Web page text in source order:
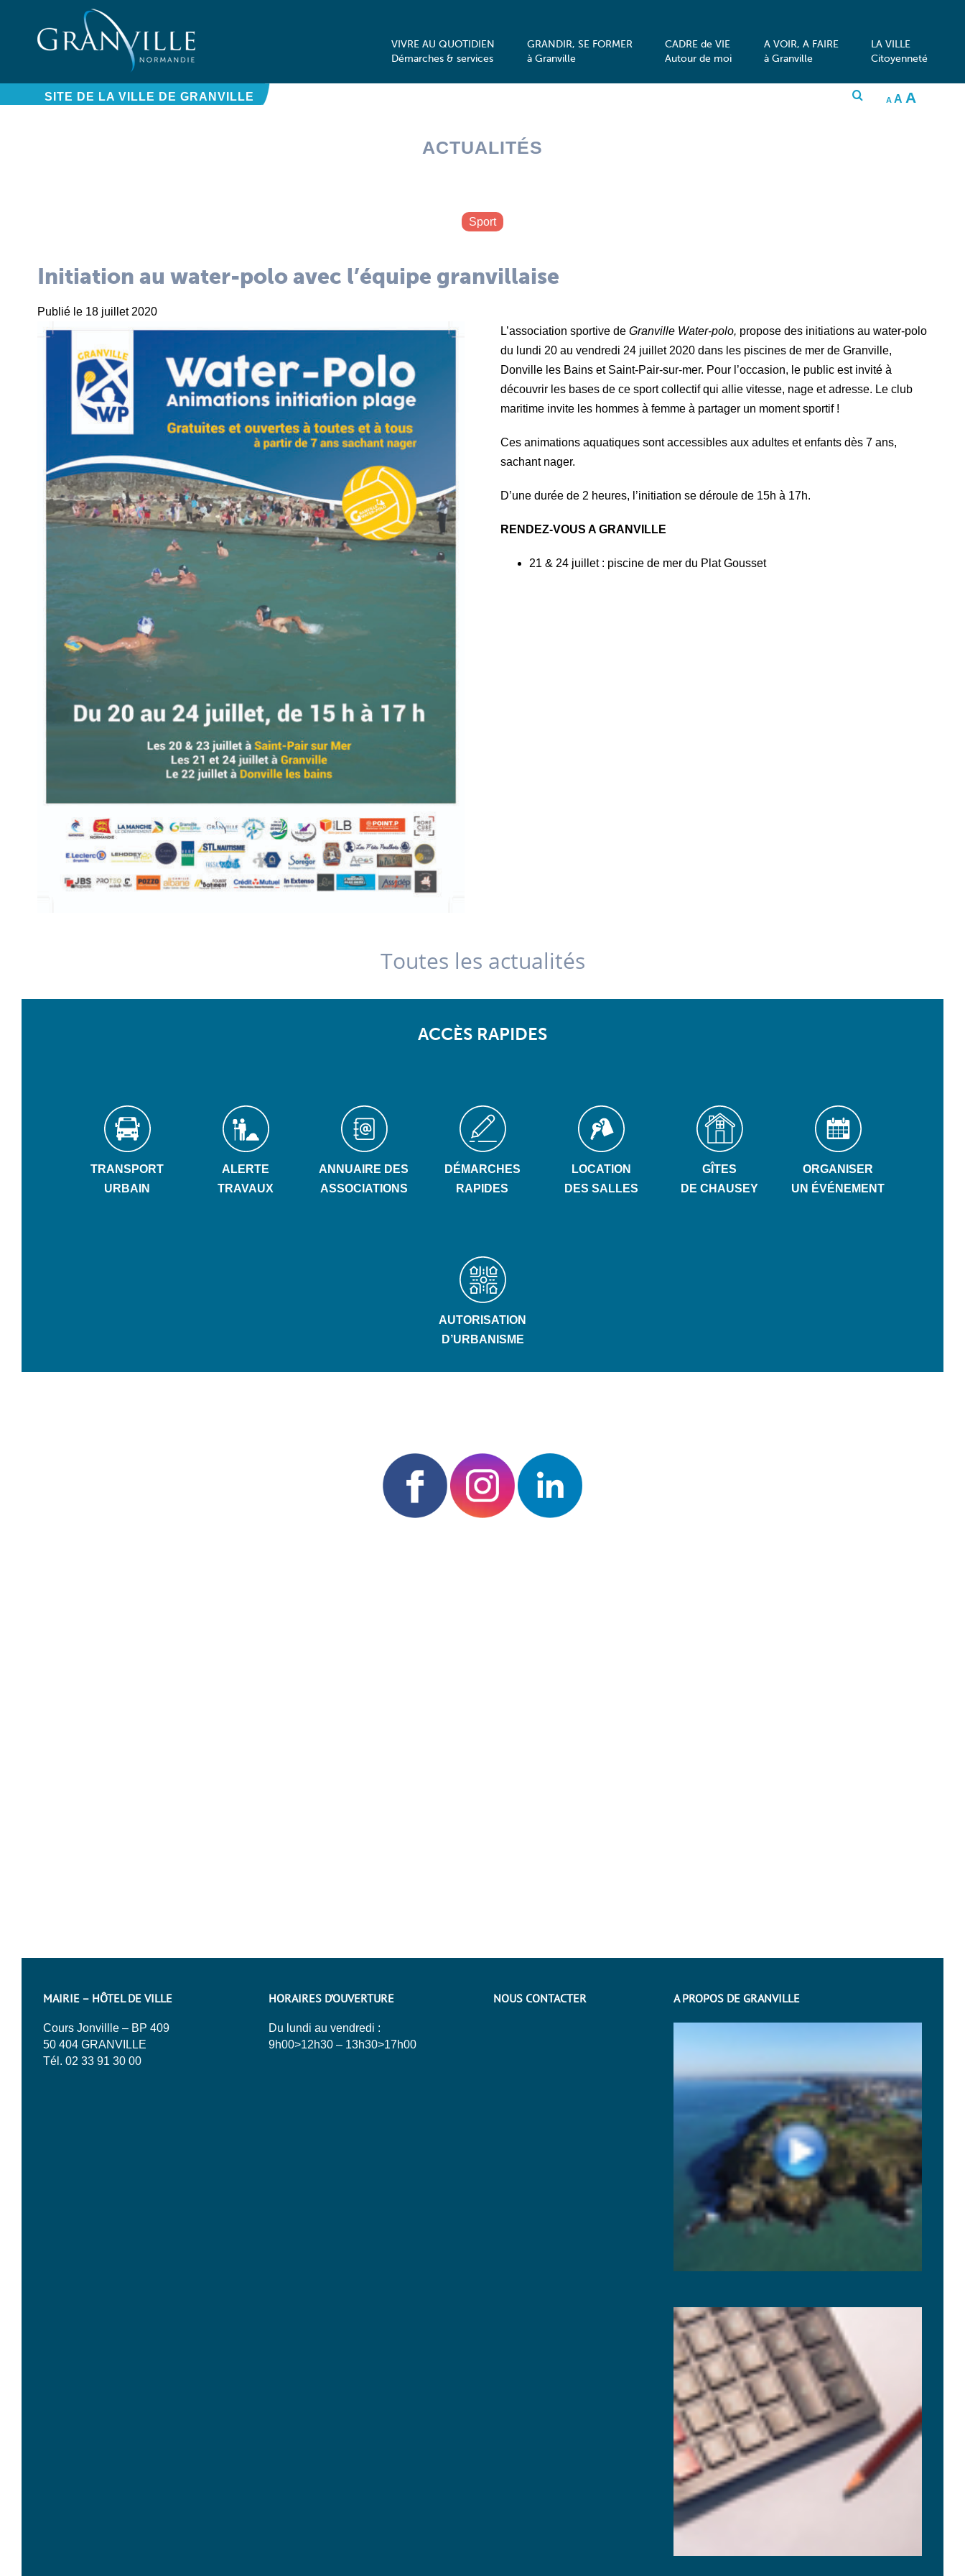
VIVRE AU QUOTIDIEN
Démarches & services
GRANDIR, SE FORMER
à Granville
CADRE de VIE
Autour de moi
A VOIR, A FAIRE
à Granville
LA VILLE
Citoyenneté
SITE DE LA VILLE DE GRANVILLE A DECREASE
FONT
A RESET
FONT
SIZE.
AFONT
SIZE.
ACTUALITÉS
Sport
Initiation au water-polo avec l’équipe granvillaise
Publié le 18 juillet 2020
L’association sportive deGranville Water-polo, propose des initiations au water-polo
du lundi 20 au vendredi 24 juillet 2020 dans les piscines de mer de Granville,
Donville les Bains et Saint-Pair-sur-mer. Pour l’occasion, le public est invité à
découvrir les bases de ce sport collectif qui allie vitesse, nage et adresse. Le club
maritime invite les hommes à femme à partager un moment sportif !
Ces animations aquatiques sont accessibles aux adultes et enfants dès 7 ans,
sachant nager.
D’une durée de 2 heures, l’initiation se déroule de 15h à 17h.
RENDEZ-VOUS A GRANVILLE
21 & 24 juillet : piscine de mer du Plat Gousset
Toutes les actualités
ACCÈS RAPIDES
TRANSPORT
URBAIN
ALERTE
TRAVAUX
ANNUAIRE DES
ASSOCIATIONS
DÉMARCHES
RAPIDES
LOCATION
DES SALLES
GÎTES
DE CHAUSEY
ORGANISER
UN ÉVÉNEMENT
AUTORISATION
D’URBANISME
MAIRIE – HÔTEL DE VILLE
Cours Jonvillle – BP 409
50 404 GRANVILLE
Tél. 02 33 91 30 00
HORAIRES D’OUVERTURE
Du lundi au vendredi :
9h00>12h30 – 13h30>17h00
NOUS CONTACTER A PROPOS DE GRANVILLE
Panneau de gestion des cookies